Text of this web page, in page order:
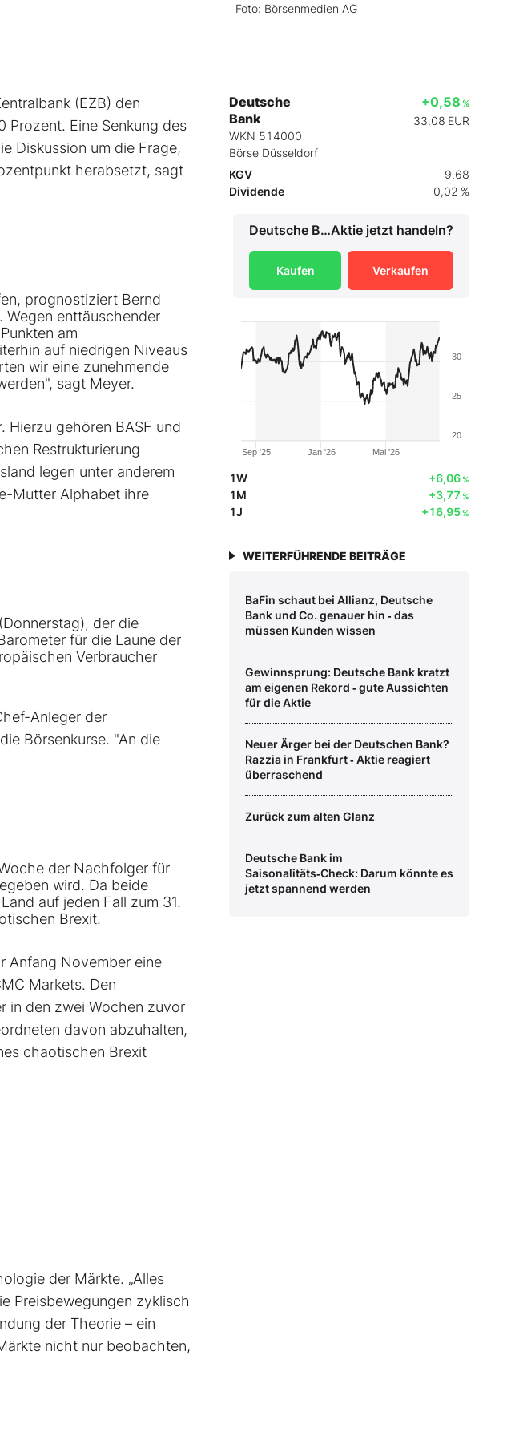
Foto: Börsenmedien AG
(EZB) den
Prozent. Eine Senkung des
Diskussion um die Frage,
herabsetzt, sagt
prognostiziert Bernd
Wegen enttäuschender
am
auf niedrigen Niveaus
wir eine zunehmende
sagt Meyer.
Hierzu gehören BASF und
Restrukturierung
legen unter anderem
Mutter Alphabet ihre
der die
für die Laune der
Verbraucher
Anleger der
Börsenkurse. "An die
der Nachfolger für
wird. Da beide
auf jeden Fall zum 31.
Brexit.
Anfang November eine
Markets. Den
in den zwei Wochen zuvor
davon abzuhalten,
chaotischen Brexit
der Märkte. „Alles
Preisbewegungen zyklisch
der Theorie – ein
nicht nur beobachten,
Deutsche
Bank
WKN 514000
Börse Düsseldorf
+0,58 %
33,08 EUR
KGV
9,68
Dividende
0,02 %
Deutsche BankAktie jetzt handeln?
Kaufen Verkaufen
Jan '26
Sep '25 Mai '26
20
25
30
1W +6,06%
1M +3,77 %
1J +16,95%
WEITERFÜHRENDE BEITRÄGE
BaFin schaut bei Allianz, Deutsche
Bank und Co. genauer hin ‑ das
müssen Kunden wissen
Gewinnsprung: Deutsche Bank kratzt
am eigenen Rekord ‑ gute Aussichten
für die Aktie
Neuer Ärger bei der Deutschen Bank?
Razzia in Frankfurt ‑ Aktie reagiert
überraschend
Zurück zum alten Glanz
Deutsche Bank im
Saisonalitäts‑Check: Darum könnte es
jetzt spannend werden